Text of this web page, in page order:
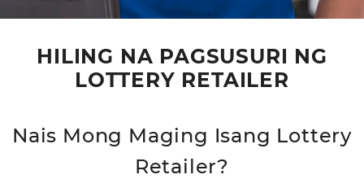
HILING NA PAGSUSURI NG
LOTTERY RETAILER
Nais Mong Maging Isang Lottery
Retailer?